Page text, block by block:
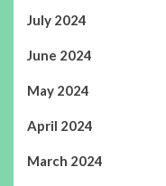
July 2024
June 2024
May 2024
April 2024
March 2024